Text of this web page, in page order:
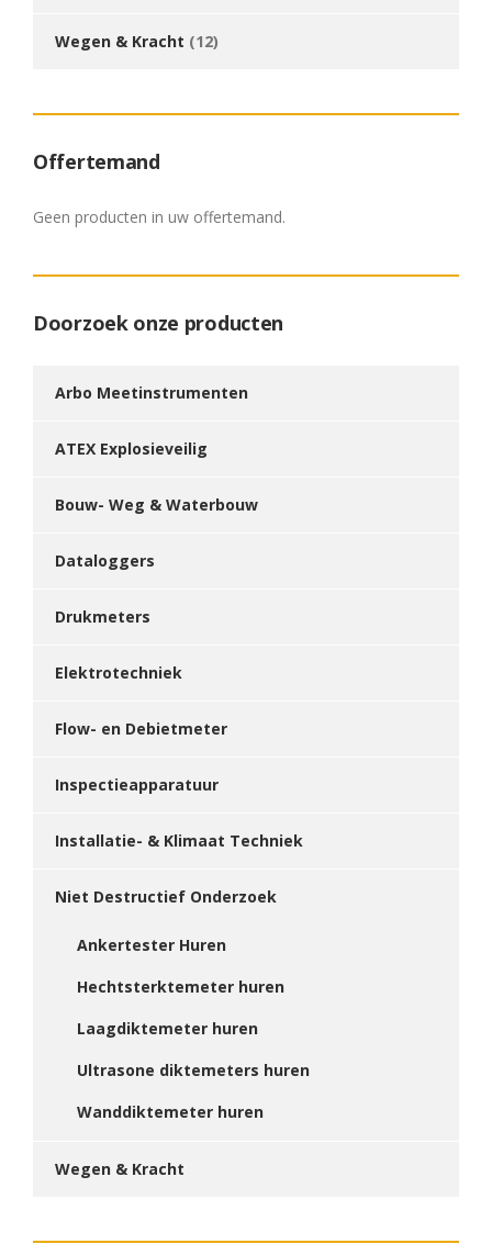
Wegen & Kracht (12)
Offertemand
Geen producten in uw offertemand.
Doorzoek onze producten
Arbo Meetinstrumenten
ATEX Explosieveilig
Bouw- Weg & Waterbouw
Dataloggers
Drukmeters
Elektrotechniek
Flow- en Debietmeter
Inspectieapparatuur
Installatie- & Klimaat Techniek
Niet Destructief Onderzoek
Ankertester Huren
Hechtsterktemeter huren
Laagdiktemeter huren
Ultrasone diktemeters huren
Wanddiktemeter huren
Wegen & Kracht